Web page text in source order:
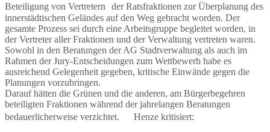
Beteiligung von Vertretern der Ratsfraktionen zur Überplanung des
innerstädtischen Geländes auf den Weg gebracht worden. Der
gesamte Prozess sei durch eine Arbeitsgruppe begleitet worden, in
der Vertreter aller Fraktionen und der Verwaltung vertreten waren.
Sowohl in den Beratungen der AG Stadtverwaltung als auch im
Rahmen der Jury-Entscheidungen zum Wettbewerb habe es
ausreichend Gelegenheit gegeben, kritische Einwände gegen die
Planungen vorzubringen.
Darauf hätten die Grünen und die anderen, am Bürgerbegehren
beteiligten Fraktionen während der jahrelangen Beratungen
bedauerlicherweise verzichtet. Henze kritisiert: